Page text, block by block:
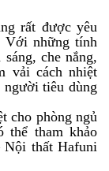
rất được yêu
Với những tính
che nắng,
vải cách nhiệt
người tiêu dùng
cho phòng ngủ
thể tham khảo
Nội thất Hafuni